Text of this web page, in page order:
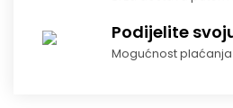
Podijelite
Mogućnost